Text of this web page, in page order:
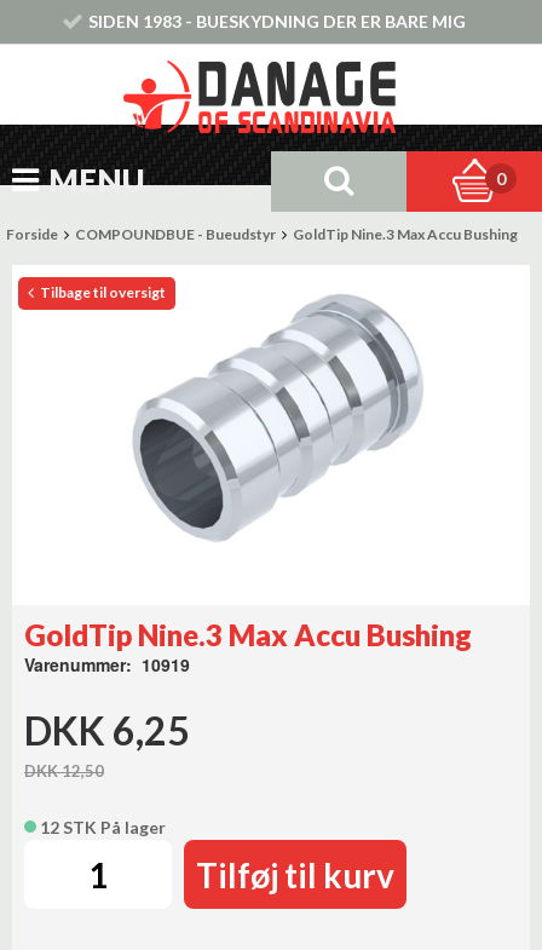
SIDEN 1983 - BUESKYDNING DER ER BARE MIG
MENU 0
Forside COMPOUNDBUE - Bueudstyr GoldTip Nine.3 Max Accu Bushing
Tilbage til oversigt
GoldTip Nine.3 Max Accu Bushing
Varenummer: 10919
DKK 6,25
DKK 12,50
12 STK På lager
Tilføj til kurv